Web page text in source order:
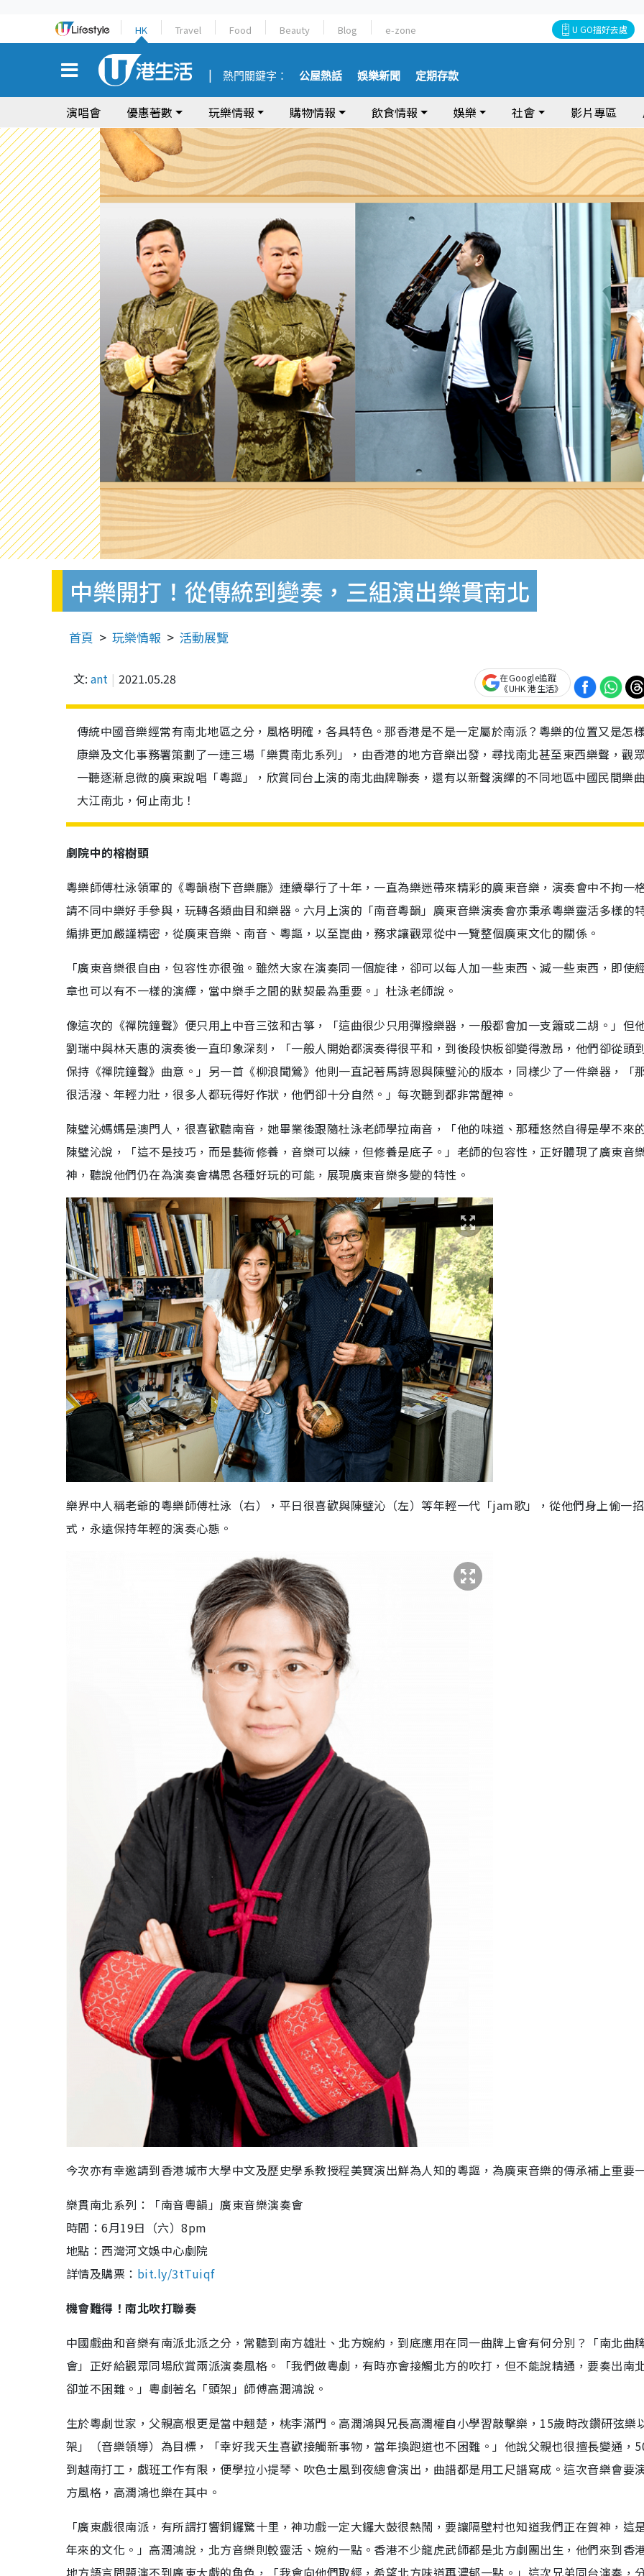
HK Travel Food Beauty Blog e-zone U GO搵好去處
熱門關鍵字： 公屋熱話 娛樂新聞 定期存款
演唱會 優惠著數 玩樂情報 購物情報 飲食情報 娛樂 社會 影片專區
中樂開打！從傳統到變奏，三組演出樂貫南北
首頁 玩樂情報 活動展覽
文: ant 2021.05.28
在Google追蹤
《UHK 港生活》
傳統中國音樂經常有南北地區之分，風格明確，各具特色。那香港是不是一定屬於南派？粵樂的位置又是怎
康樂及文化事務署策劃了一連三場「樂貫南北系列」，由香港的地方音樂出發，尋找南北甚至東西樂聲，觀
一聽逐漸息微的廣東說唱「粵謳」，欣賞同台上演的南北曲牌聯奏，還有以新聲演繹的不同地區中國民間樂
大江南北，何止南北！
劇院中的榕樹頭
粵樂師傅杜泳領軍的《粵韻樹下音樂廳》連續舉行了十年，一直為樂迷帶來精彩的廣東音樂，演奏會中不拘一
請不同中樂好手參與，玩轉各類曲目和樂器。六月上演的「南音粵韻」廣東音樂演奏會亦秉承粵樂靈活多樣的
編排更加嚴謹精密，從廣東音樂、南音、粵謳，以至崑曲，務求讓觀眾從中一覽整個廣東文化的關係。
「廣東音樂很自由，包容性亦很強。雖然大家在演奏同一個旋律，卻可以每人加一些東西、減一些東西，即使
章也可以有不一樣的演繹，當中樂手之間的默契最為重要。」杜泳老師說。
像這次的《禪院鐘聲》便只用上中音三弦和古箏，「這曲很少只用彈撥樂器，一般都會加一支簫或二胡。」但
劉瑞中與林天惠的演奏後一直印象深刻，「一般人開始都演奏得很平和，到後段快板卻變得激昂，他們卻從頭
保持《禪院鐘聲》曲意。」另一首《柳浪聞鶯》他則一直記著馬詩恩與陳璧沁的版本，同樣少了一件樂器，「
很活潑、年輕力壯，很多人都玩得好作狀，他們卻十分自然。」每次聽到都非常醒神。
陳璧沁媽媽是澳門人，很喜歡聽南音，她畢業後跟隨杜泳老師學拉南音，「他的味道、那種悠然自得是學不來
陳璧沁說，「這不是技巧，而是藝術修養，音樂可以練，但修養是底子。」老師的包容性，正好體現了廣東音
神，聽說他們仍在為演奏會構思各種好玩的可能，展現廣東音樂多變的特性。
樂界中人稱老爺的粵樂師傅杜泳（右），平日很喜歡與陳璧沁（左）等年輕一代「jam歌」，從他們身上偷一
式，永遠保持年輕的演奏心態。
今次亦有幸邀請到香港城市大學中文及歷史學系教授程美寶演出鮮為人知的粵謳，為廣東音樂的傳承補上重要
樂貫南北系列：「南音粵韻」廣東音樂演奏會
時間：6月19日（六）8pm
地點：西灣河文娛中心劇院
詳情及購票： bit.ly/3tTuiqf
機會難得！南北吹打聯奏
中國戲曲和音樂有南派北派之分，常聽到南方雄壯、北方婉約，到底應用在同一曲牌上會有何分別？「南北曲
會」正好給觀眾同場欣賞兩派演奏風格。「我們做粵劇，有時亦會接觸北方的吹打，但不能說精通，要奏出南
卻並不困難。」粵劇著名「頭架」師傅高潤鴻說。
生於粵劇世家，父親高根更是當中翹楚，桃李滿門。高潤鴻與兄長高潤權自小學習敲擊樂，15歲時改鑽研弦樂
架」（音樂領導）為目標，「幸好我天生喜歡接觸新事物，當年換跑道也不困難。」他說父親也很擅長變通，
到越南打工，戲班工作有限，便學拉小提琴、吹色士風到夜總會演出，曲譜都是用工尺譜寫成。這次音樂會要
方風格，高潤鴻也樂在其中。
「廣東戲很南派，有所謂打響銅鑼驚十里，神功戲一定大鑼大鼓很熱鬧，要讓隔壁村也知道我們正在賀神，這
年來的文化。」高潤鴻說，北方音樂則較靈活、婉約一點。香港不少龍虎武師都是北方劇團出生，他們來到香
地方語言問題演不到廣東大戲的角色，「我會向他們取經，希望北方味道再濃郁一點。」這次兄弟同台演奏，